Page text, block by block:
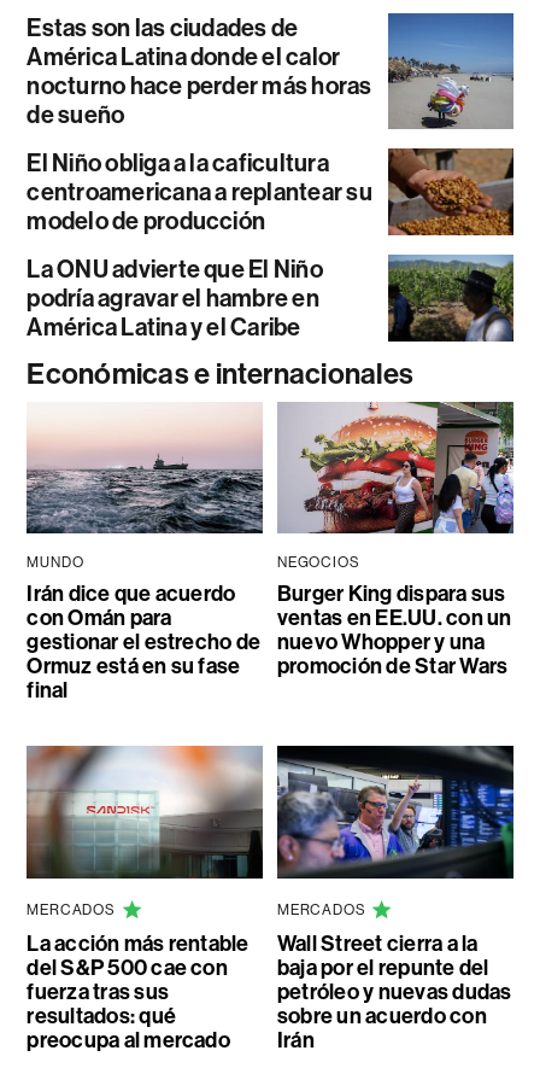
Estas son las ciudades de
América Latina donde el calor
nocturno hace perder más horas
de sueño
El Niño obliga a la caficultura
centroamericana a replantear su
modelo de producción
La ONU advierte que El Niño
podría agravar el hambre en
América Latina y el Caribe
Económicas e internacionales
MUNDO
Irán dice que acuerdo
con Omán para
gestionar el estrecho de
Ormuz está en su fase
final
NEGOCIOS
Burger King dispara sus
ventas en EE.UU. con un
nuevo Whopper y una
promoción de Star Wars
MERCADOS
La acción más rentable
del S&P 500 cae con
fuerza tras sus
resultados: qué
preocupa al mercado
MERCADOS
Wall Street cierra a la
baja por el repunte del
petróleo y nuevas dudas
sobre un acuerdo con
Irán